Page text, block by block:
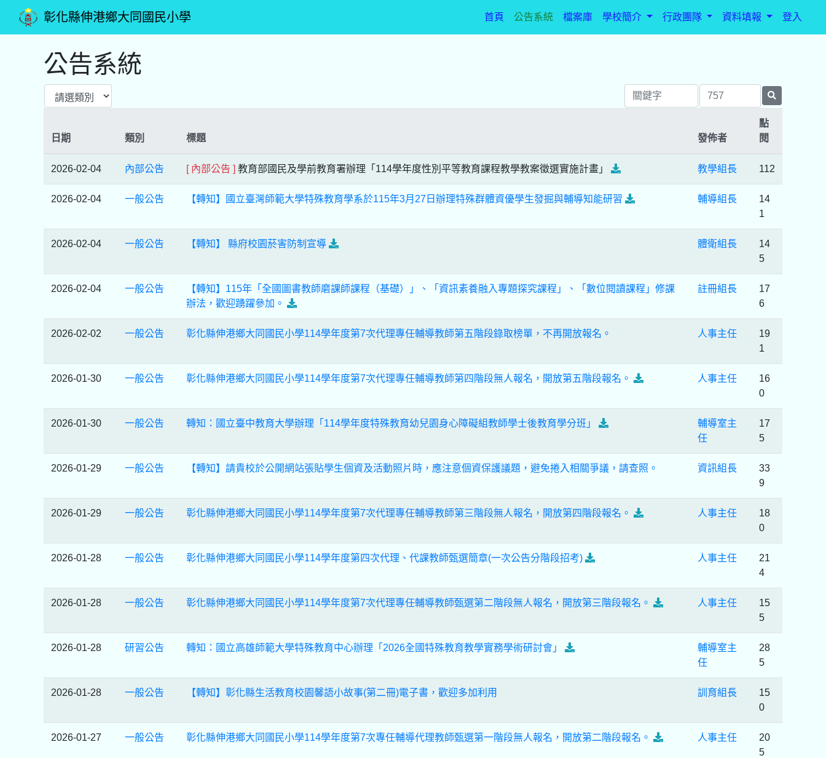
彰化縣伸港鄉大同國民小學 首頁(current)
公告系統 檔案庫 學校簡介 行政團隊 資料填報 登入
公告系統
日期 類別 標題 發佈者
點
閱
2026-02-04 內部公告 [ 內部公告 ] 教育部國民及學前教育署辦理「114學年度性別平等教育課程教學教案徵選實施計畫」 教學組長 112
2026-02-04 一般公告 【轉知】國立臺灣師範大學特殊教育學系於115年3月27日辦理特殊群體資優學生發掘與輔導知能研習 輔導組長
14
1
2026-02-04 一般公告 【轉知】 縣府校園菸害防制宣導 體衛組長
14
5
2026-02-04 一般公告
【轉知】115年「全國圖書教師磨課師課程（基礎）」、「資訊素養融入專題探究課程」、「數位閱讀課程」修課
辦法，歡迎踴躍參加。
註冊組長
17
6
2026-02-02 一般公告 彰化縣伸港鄉大同國民小學114學年度第7次代理專任輔導教師第五階段錄取榜單，不再開放報名。 人事主任
19
1
2026-01-30 一般公告 彰化縣伸港鄉大同國民小學114學年度第7次代理專任輔導教師第四階段無人報名，開放第五階段報名。 人事主任
16
0
2026-01-30 一般公告 轉知：國立臺中教育大學辦理「114學年度特殊教育幼兒園身心障礙組教師學士後教育學分班」
輔導室主
任
17
5
2026-01-29 一般公告 【轉知】請貴校於公開網站張貼學生個資及活動照片時，應注意個資保護議題，避免捲入相關爭議，請查照。 資訊組長
33
9
2026-01-29 一般公告 彰化縣伸港鄉大同國民小學114學年度第7次代理專任輔導教師第三階段無人報名，開放第四階段報名。 人事主任
18
0
2026-01-28 一般公告 彰化縣伸港鄉大同國民小學114學年度第四次代理、代課教師甄選簡章(一次公告分階段招考) 人事主任
21
4
2026-01-28 一般公告 彰化縣伸港鄉大同國民小學114學年度第7次代理專任輔導教師甄選第二階段無人報名，開放第三階段報名。 人事主任
15
5
2026-01-28 研習公告 轉知：國立高雄師範大學特殊教育中心辦理「2026全國特殊教育教學實務學術研討會」
輔導室主
任
28
5
2026-01-28 一般公告 【轉知】彰化縣生活教育校園馨語小故事(第二冊)電子書，歡迎多加利用 訓育組長
15
0
2026-01-27 一般公告 彰化縣伸港鄉大同國民小學114學年度第7次專任輔導代理教師甄選第一階段無人報名，開放第二階段報名。 人事主任
20
5